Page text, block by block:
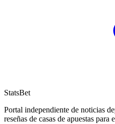
StatsBet
Portal independiente de noticias
reseñas de casas de apuestas para